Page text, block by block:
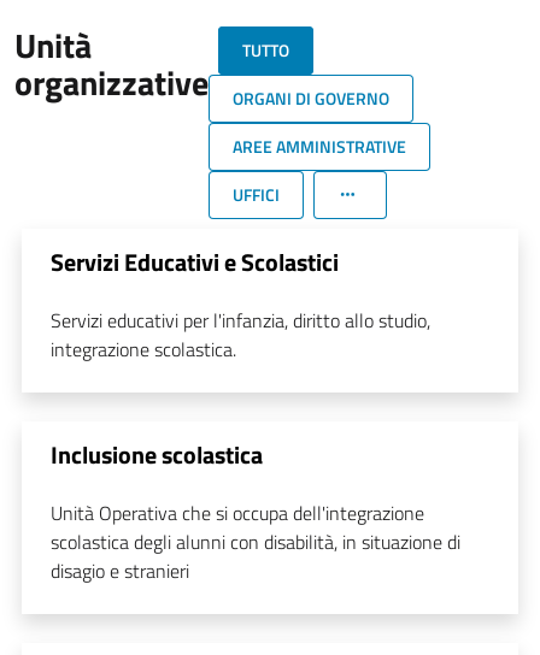
Unità
organizzative
TUTTO
ORGANI DI GOVERNO
AREE AMMINISTRATIVE
UFFICI
Servizi Educativi e Scolastici
Servizi educativi per l'infanzia, diritto allo studio,
integrazione scolastica.
Inclusione scolastica
Unità Operativa che si occupa dell'integrazione
scolastica degli alunni con disabilità, in situazione di
disagio e stranieri